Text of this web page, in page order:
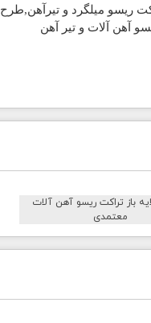
ریسو میلگرد و تیرآهن,طرح
آهن آلات و تیر آهن